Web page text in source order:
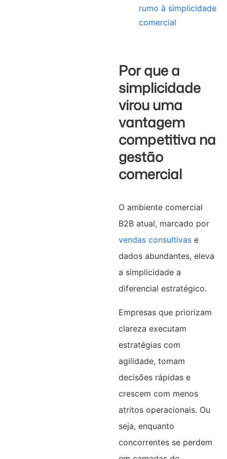
rumo à simplicidade
comercial
Por que a
simplicidade
virou uma
vantagem
competitiva na
gestão
comercial
O ambiente comercial
B2B atual, marcado por
vendas consultivase
dados abundantes, eleva
a simplicidade a
diferencial estratégico.
Empresas que priorizam
clareza executam
estratégias com
agilidade, tomam
decisões rápidas e
crescem com menos
atritos operacionais. Ou
seja, enquanto
concorrentes se perdem